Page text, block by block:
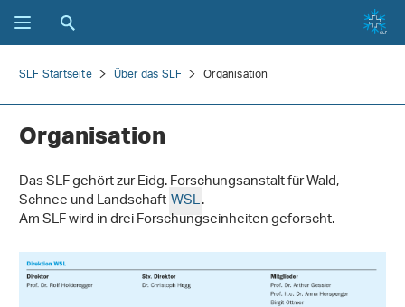
SLF Startseite Über das SLF Organisation
Organisation
Das SLF gehört zur Eidg. Forschungsanstalt für Wald,
Schnee und LandschaftWSL.
Am SLF wird in drei Forschungseinheiten geforscht.